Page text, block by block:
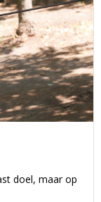
doel, maar op